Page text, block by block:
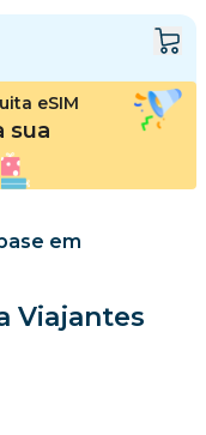
eSIM
sua
em
Viajantes